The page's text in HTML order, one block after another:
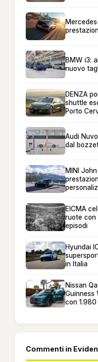
BMW i3:
nuovo
DENZA
shuttle
Porto
Audi
dal
MINI
EICMA
ruote con
episodi
Hyundai
in Italia
Nissan
Guinness
con
Commenti in